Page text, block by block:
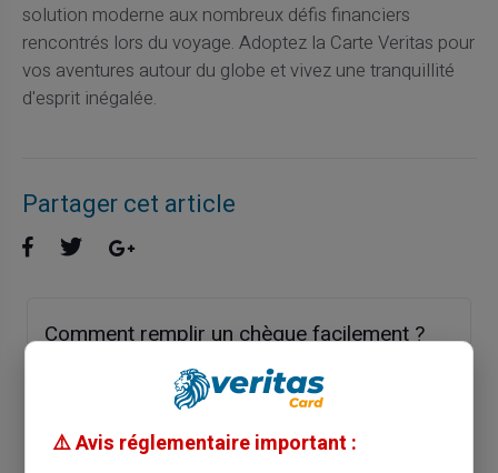
solution moderne aux nombreux défis financiers
rencontrés lors du voyage. Adoptez la Carte Veritas pour
vos aventures autour du globe et vivez une tranquillité
d'esprit inégalée.
Partager cet article
Comment remplir un chèque facilement ?
Article précédent
⚠️ Avis réglementaire important :